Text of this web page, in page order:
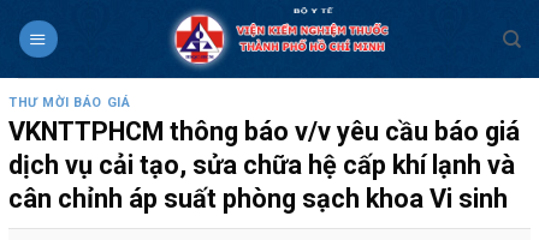
THƯ MỜI BÁO GIÁ
VKNTTPHCM thông báo v/v yêu cầu báo giá
dịch vụ cải tạo, sửa chữa hệ cấp khí lạnh và
cân chỉnh áp suất phòng sạch khoa Vi sinh